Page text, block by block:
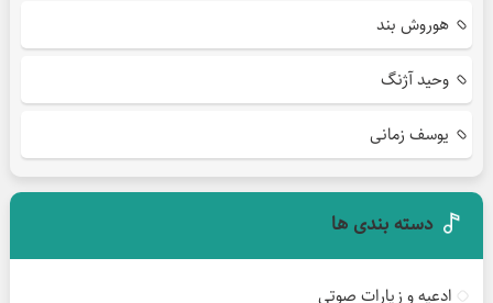
هوروش بند
وحید آژنگ
یوسف زمانی
دسته بندی ها
ادعیه و زیارات صوتی